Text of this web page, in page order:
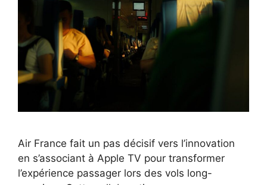
Air France fait un pas décisif vers l’innovation
en s’associant à Apple TV pour transformer
l’expérience passager lors des vols long-